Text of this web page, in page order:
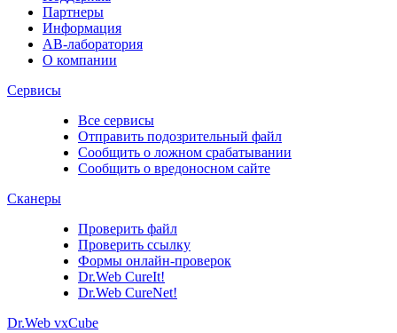
Партнеры
Информация
АВ-лаборатория
О компании
Сервисы
Все сервисы
Отправить подозрительный файл
Сообщить о ложном срабатывании
Сообщить о вредоносном сайте
Сканеры
Проверить файл
Проверить ссылку
Формы онлайн-проверок
Dr.Web CureIt!
Dr.Web CureNet!
Dr.Web vxCube